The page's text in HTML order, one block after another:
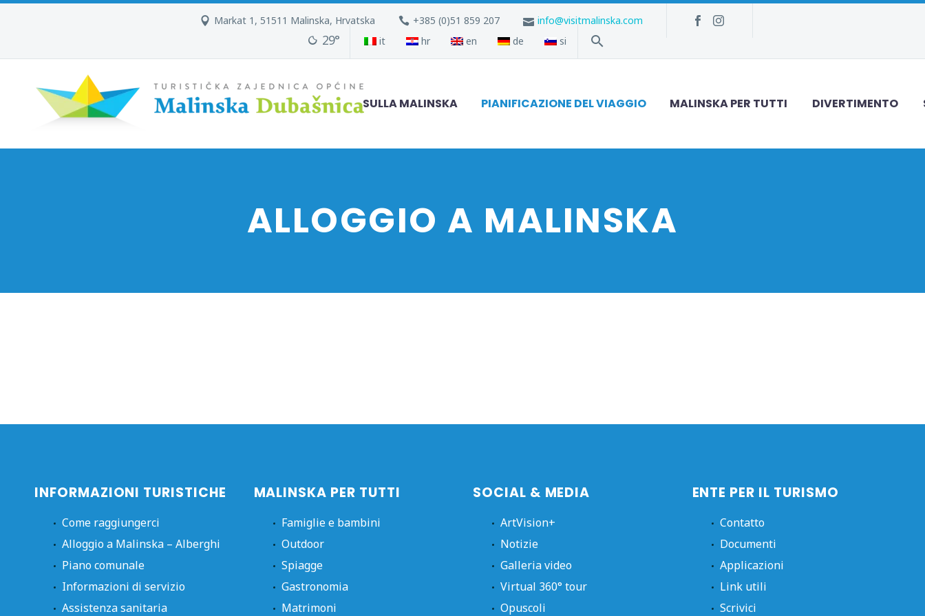
Markat 1, 51511 Malinska, Hrvatska +385 (0)51 859 207 info@visitmalinska.com
29° it hr en de si
SULLA MALINSKA PIANIFICAZIONE DEL VIAGGIO MALINSKA PER TUTTI DIVERTIMENTO
ALLOGGIO A MALINSKA
INFORMAZIONI TURISTICHE
Come raggiungerci
Alloggio a Malinska – Alberghi
Piano comunale
Informazioni di servizio
Assistenza sanitaria
MALINSKA PER TUTTI
Famiglie e bambini
Outdoor
Spiagge
Gastronomia
Matrimoni
SOCIAL & MEDIA
ArtVision+
Notizie
Galleria video
Virtual 360° tour
Opuscoli
ENTE PER IL TURISMO
Contatto
Documenti
Applicazioni
Link utili
Scrivici